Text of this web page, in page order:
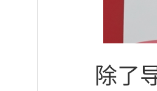
除了